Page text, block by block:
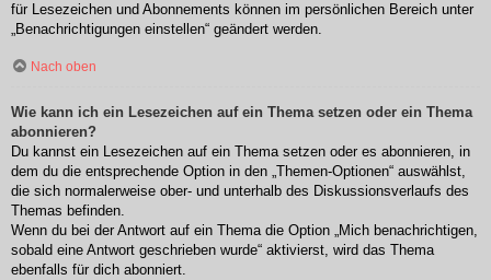
für Lesezeichen und Abonnements können im persönlichen Bereich unter
„Benachrichtigungen einstellen“ geändert werden.
Nach oben
Wie kann ich ein Lesezeichen auf ein Thema setzen oder ein Thema
abonnieren?
Du kannst ein Lesezeichen auf ein Thema setzen oder es abonnieren, in
dem du die entsprechende Option in den „Themen-Optionen“ auswählst,
die sich normalerweise ober- und unterhalb des Diskussionsverlaufs des
Themas befinden.
Wenn du bei der Antwort auf ein Thema die Option „Mich benachrichtigen,
sobald eine Antwort geschrieben wurde“ aktivierst, wird das Thema
ebenfalls für dich abonniert.